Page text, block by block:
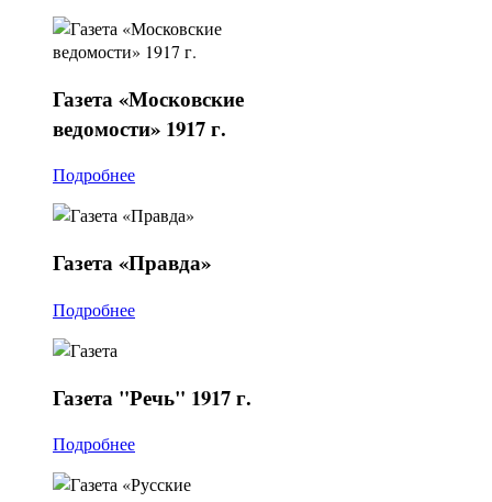
Газета«Московские
ведомости» 1917 г.
Подробнее
Газета«Правда»
Подробнее
Газета "Речь" 1917 г.
Подробнее